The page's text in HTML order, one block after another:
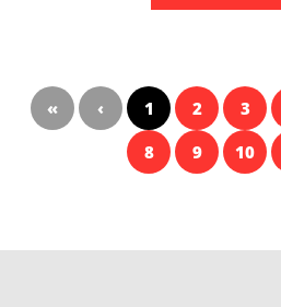
« ‹ 1 2 3
8
9 10